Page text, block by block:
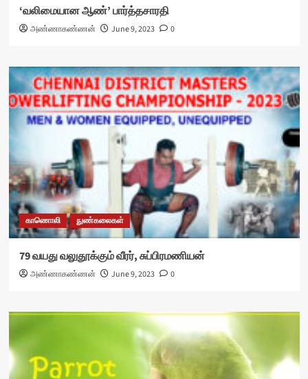
‘வலிமையான ஆண்’ பார்த்தசாரதி
அண்ணாகண்ணன் June 9, 2023 0
காணொலி நுண்கலைகள்
79 வயது வலுதூக்கும் வீரர், சுப்பிரமணியன்
அண்ணாகண்ணன் June 9, 2023 0